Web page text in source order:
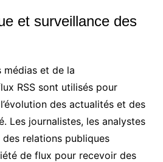
et surveillance des
médias et de la
RSS sont utilisés pour
des actualités et des
Les journalistes, les analystes
relations publiques
de flux pour recevoir des